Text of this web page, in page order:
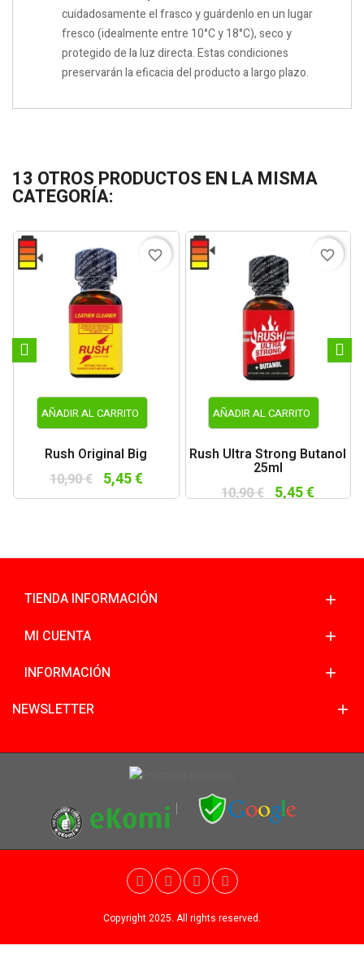
cuidadosamente el frasco y guárdenlo en un lugar
fresco (idealmente entre 10°C y 18°C), seco y
protegido de la luz directa. Estas condiciones
preservarán la eficacia del producto a largo plazo.
13 OTROS PRODUCTOS EN LA MISMA
CATEGORÍA:
AÑADIR AL CARRITO
Rush Original Big
10,90 € 5,45 €
favorite_border
AÑADIR AL CARRITO
Rush Ultra Strong Butanol
25ml
10,90 € 5,45 €
favorite_border
TIENDA INFORMACIÓN
MI CUENTA
INFORMACIÓN
NEWSLETTER
Copyright 2025. All rights reserved.